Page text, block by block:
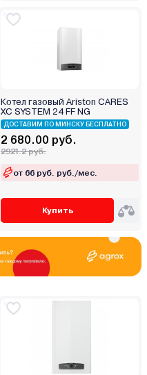
Котел газовый Ariston CARES
XC SYSTEM 24 FF NG
ДОСТАВИМ ПО МИНСКУ БЕСПЛАТНО
2 680.00 руб.
2921.2 руб.
от 66 руб. руб./мес.
Купить